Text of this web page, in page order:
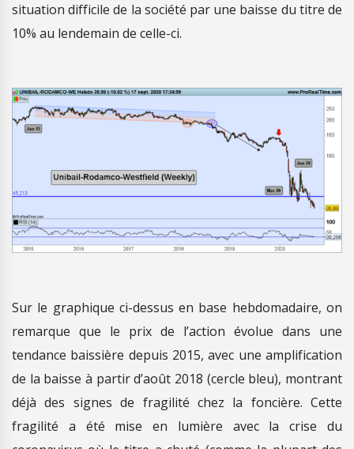
situation difficile de la société par une baisse du titre de
10% au lendemain de celle-ci.
Sur le graphique ci-dessus en base hebdomadaire, on
remarque que le prix de l’action évolue dans une
tendance baissière depuis 2015, avec une amplification
de la baisse à partir d’août 2018 (cercle bleu), montrant
déjà des signes de fragilité chez la foncière. Cette
fragilité a été mise en lumière avec la crise du